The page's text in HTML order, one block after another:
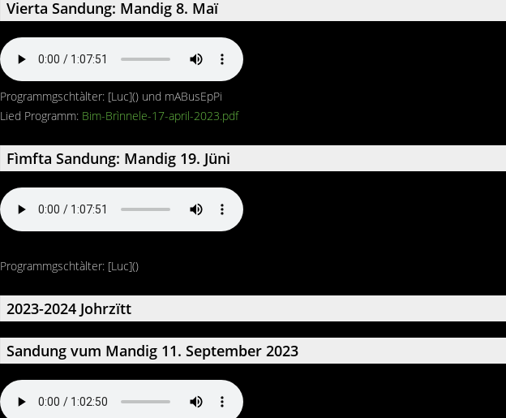
Vierta Sandung: Mandig 8. Maï
Programmgschtàlter: [Luc]() und mABusEpPi
Lied Programm: Bim-Brìnnele-17-april-2023.pdf
Fìmfta Sandung: Mandig 19. Jüni
Programmgschtàlter: [Luc]()
2023-2024 Johrzïtt
Sandung vum Mandig 11. September 2023